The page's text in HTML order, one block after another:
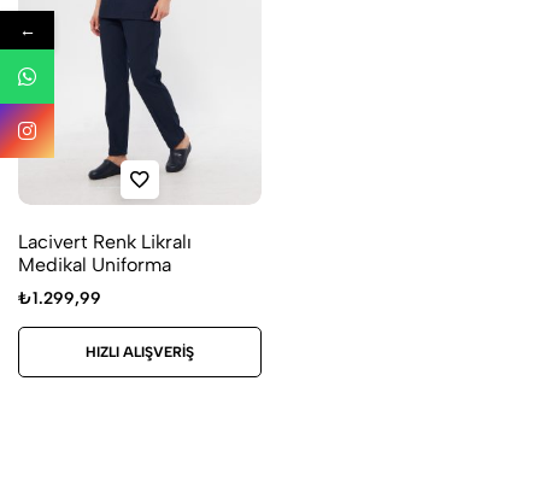
Lacivert Renk Likralı
Medikal Uniforma
₺1.299,99
HIZLI ALIŞVERIŞ
←